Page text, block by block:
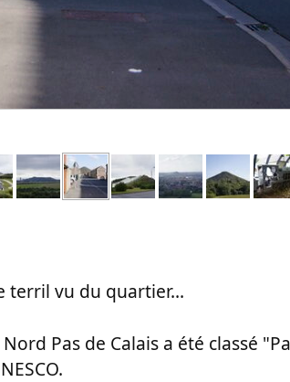
terril vu du quartier...
Pas de Calais a été classé